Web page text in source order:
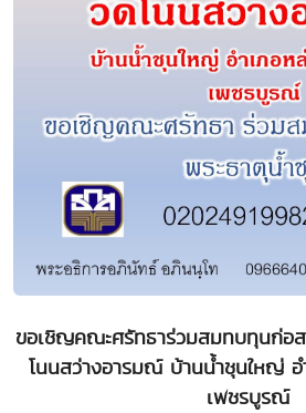
ขอเชิญคณะศรัทธาร่วมสมทบทุนก่อ
โนนสว่างอารมณ์ บ้านน้ำชุนใหญ่
เพชรบูรณ์